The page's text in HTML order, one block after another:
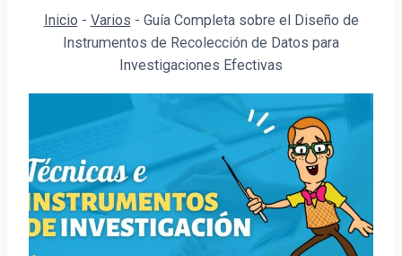
Inicio - Varios - Guía Completa sobre el Diseño de
Instrumentos de Recolección de Datos para
Investigaciones Efectivas